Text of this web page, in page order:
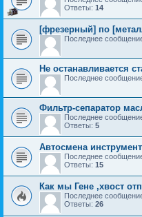
Ответы: 14
[фрезерный] по
Последнее
Не останавливается
Последнее
Фильтр-сепаратор
Последнее
Ответы: 5
Автосмена
Последнее
Ответы: 15
Как мы Гене ,хвост
Последнее
Ответы: 26